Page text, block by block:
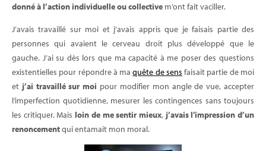
donné à l’action individuelle ou collective m’ont fait vaciller.
J’avais travaillé sur moi et j’avais appris que je faisais partie des
personnes qui avaient le cerveau droit plus développé que le
gauche. J’ai su dès lors que ma capacité à me poser des questions
existentielles pour répondre à maquête de sens faisait partie de moi
et j’ai travaillé sur moi pour modifier mon angle de vue, accepter
l’imperfection quotidienne, mesurer les contingences sans toujours
les critiquer. Maisloin de me sentir mieux, j’avais l’impression d’un
renoncementqui entamait mon moral.